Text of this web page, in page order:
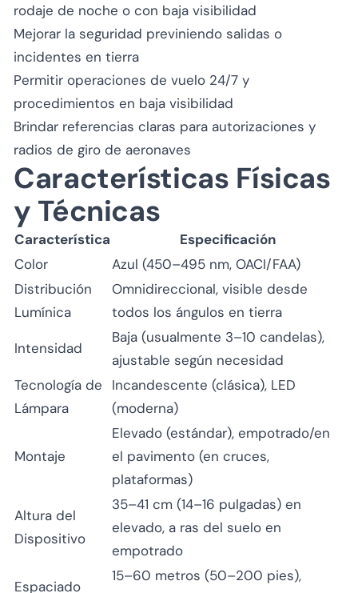
rodaje de noche o con baja visibilidad
Mejorar la seguridad previniendo salidas o
incidentes en tierra
Permitir operaciones de vuelo 24/7 y
procedimientos en baja visibilidad
Brindar referencias claras para autorizaciones y
radios de giro de aeronaves
Características Físicas
y Técnicas
Característica
Especificación
Color
Azul (450–495 nm, OACI/FAA)
Distribución
Lumínica
Omnidireccional, visible desde
todos los ángulos en tierra
Intensidad
Baja (usualmente 3–10 candelas),
ajustable según necesidad
Tecnología de
Lámpara
Incandescente (clásica), LED
(moderna)
Montaje
Elevado (estándar), empotrado/en
el pavimento (en cruces,
plataformas)
Altura del
Dispositivo
35–41 cm (14–16 pulgadas) en
elevado, a ras del suelo en
empotrado
Espaciado
15–60 metros (50–200 pies),